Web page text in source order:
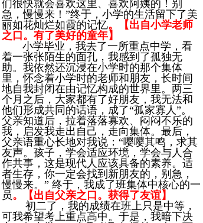
们很快就会喜欢这里、喜欢阿姨的！别
急，慢慢来！”终于，小学的生活留下了美
丽如花灿烂如霞的记忆。【出自小学老师
之口。有了美好的童年】
小学毕业，我去了一所重点中学，看
着一张张陌生的面孔，我感到了孤独无
助。我依然还沉浸在小学时的那个集体
里，怀念着小学时的老师和朋友，长时间
地自我封闭在由记忆构成的世界里。两三
个月之后，大家都有了好朋友，我无法和
他们形成共同的话语，成了“孤家寡人”。
父亲知道后，拉着落落寡欢、闷闷不乐的
我，启发我走出自己，走向集体。最后，
父亲语重心长地对我说：“嘤嘤其鸣，求其
友声。孩子，学会适应环境，学会与人合
作共事，这是现代人应该具备的素养。适
者生存，你一定会找到新朋友的，别急，
慢慢来。” 终于，我成了班集体中核心的一
员 。【出自父亲之口。获得了友谊】
初二了，我的成绩在班上只是中等，
可我希望考上重点高中。于是，我暗下决